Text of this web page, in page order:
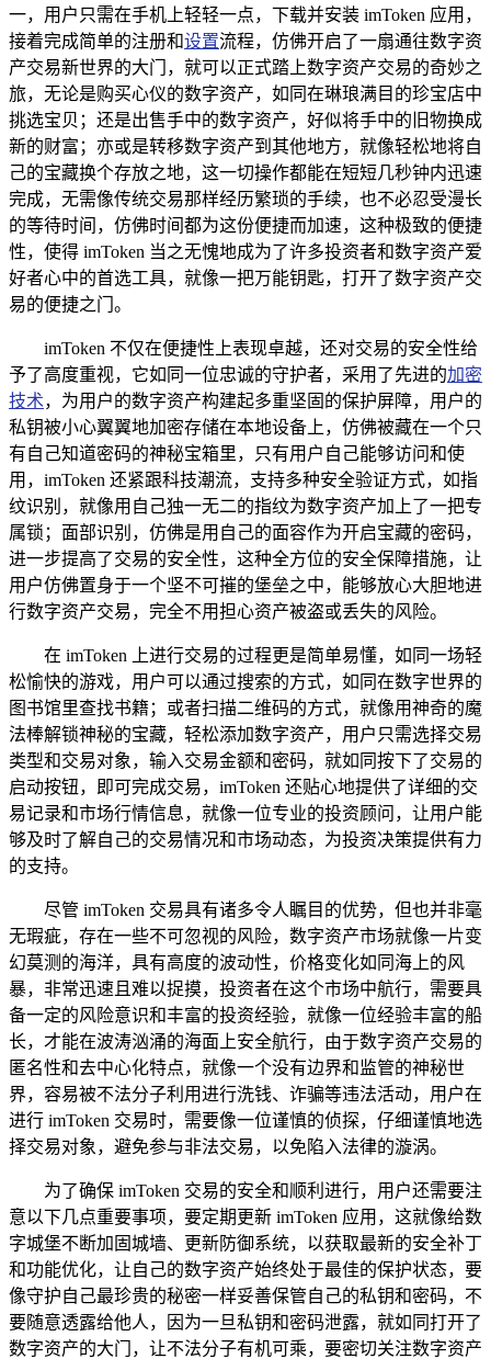
一，用户只需在手机上轻轻一点，下载并安装 imToken 应用，
接着完成简单的注册和设置流程，仿佛开启了一扇通往数字资
产交易新世界的大门，就可以正式踏上数字资产交易的奇妙之
旅，无论是购买心仪的数字资产，如同在琳琅满目的珍宝店中
挑选宝贝；还是出售手中的数字资产，好似将手中的旧物换成
新的财富；亦或是转移数字资产到其他地方，就像轻松地将自
己的宝藏换个存放之地，这一切操作都能在短短几秒钟内迅速
完成，无需像传统交易那样经历繁琐的手续，也不必忍受漫长
的等待时间，仿佛时间都为这份便捷而加速，这种极致的便捷
性，使得 imToken 当之无愧地成为了许多投资者和数字资产爱
好者心中的首选工具，就像一把万能钥匙，打开了数字资产交
易的便捷之门。
imToken 不仅在便捷性上表现卓越，还对交易的安全性给
予了高度重视，它如同一位忠诚的守护者，采用了先进的加密
技术，为用户的数字资产构建起多重坚固的保护屏障，用户的
私钥被小心翼翼地加密存储在本地设备上，仿佛被藏在一个只
有自己知道密码的神秘宝箱里，只有用户自己能够访问和使
用，imToken 还紧跟科技潮流，支持多种安全验证方式，如指
纹识别，就像用自己独一无二的指纹为数字资产加上了一把专
属锁；面部识别，仿佛是用自己的面容作为开启宝藏的密码，
进一步提高了交易的安全性，这种全方位的安全保障措施，让
用户仿佛置身于一个坚不可摧的堡垒之中，能够放心大胆地进
行数字资产交易，完全不用担心资产被盗或丢失的风险。
在 imToken 上进行交易的过程更是简单易懂，如同一场轻
松愉快的游戏，用户可以通过搜索的方式，如同在数字世界的
图书馆里查找书籍；或者扫描二维码的方式，就像用神奇的魔
法棒解锁神秘的宝藏，轻松添加数字资产，用户只需选择交易
类型和交易对象，输入交易金额和密码，就如同按下了交易的
启动按钮，即可完成交易，imToken 还贴心地提供了详细的交
易记录和市场行情信息，就像一位专业的投资顾问，让用户能
够及时了解自己的交易情况和市场动态，为投资决策提供有力
的支持。
尽管 imToken 交易具有诸多令人瞩目的优势，但也并非毫
无瑕疵，存在一些不可忽视的风险，数字资产市场就像一片变
幻莫测的海洋，具有高度的波动性，价格变化如同海上的风
暴，非常迅速且难以捉摸，投资者在这个市场中航行，需要具
备一定的风险意识和丰富的投资经验，就像一位经验丰富的船
长，才能在波涛汹涌的海面上安全航行，由于数字资产交易的
匿名性和去中心化特点，就像一个没有边界和监管的神秘世
界，容易被不法分子利用进行洗钱、诈骗等违法活动，用户在
进行 imToken 交易时，需要像一位谨慎的侦探，仔细谨慎地选
择交易对象，避免参与非法交易，以免陷入法律的漩涡。
为了确保 imToken 交易的安全和顺利进行，用户还需要注
意以下几点重要事项，要定期更新 imToken 应用，这就像给数
字城堡不断加固城墙、更新防御系统，以获取最新的安全补丁
和功能优化，让自己的数字资产始终处于最佳的保护状态，要
像守护自己最珍贵的秘密一样妥善保管自己的私钥和密码，不
要随意透露给他人，因为一旦私钥和密码泄露，就如同打开了
数字资产的大门，让不法分子有机可乘，要密切关注数字资产